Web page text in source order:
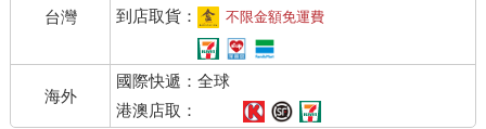
印度傳統的經典，有許多是屬於「經」的文體。「經」這個梵文
字（譯按，佛經中也譯音為「修多羅」，但是佛經的「經」的文
體，又和此處所稱的「經」不同）常常被翻譯成英文的「箴言」
（aphorism）。但是，所謂「箴言」，應該是每句都自成一格，
每句箴言的意義是毋庸解釋就能明白的。但是「經」則不同，如
台灣
到店取貨：
不限金額免運費
海外
國際快遞：全球
港澳店取：